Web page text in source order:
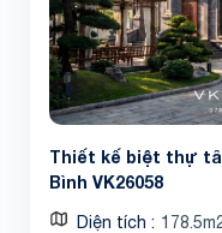
Thiết kế biệt thự
Bình VK26058
Diện tích